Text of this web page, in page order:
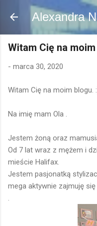
Przejdź
Alexandra
Witam Cię na
- marca 30, 2020
Witam Cię na moim blogu.
Na imię mam Ola .
Jestem żoną oraz
Od 7 lat wraz z mężem i
mieście Halifax.
Jestem pasjonatką
mega aktywnie zajmuję